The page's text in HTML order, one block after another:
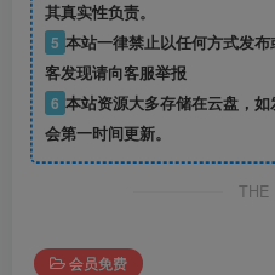
其真实性负责。
5 本站一律禁止以任何方式发
客发现请向客服举报
6 本站资源大多存储在云盘，
会第一时间更新。
THE
会员免费